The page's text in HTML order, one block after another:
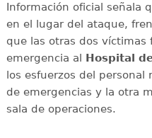
Información oficial señala
en el lugar del ataque,
que las otras dos víctimas
emergencia al
Hospital
los esfuerzos del
de emergencias y la otra
sala de operaciones.